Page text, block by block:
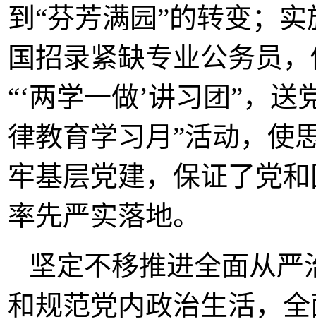
到“芬芳满园”的转变；
国招录紧缺专业公务员
“‘两学一做’讲习团”，
律教育学习月”活动，使
牢基层党建，保证了党
率先严实落地。
坚定不移推进全面从
和规范党内政治生活，